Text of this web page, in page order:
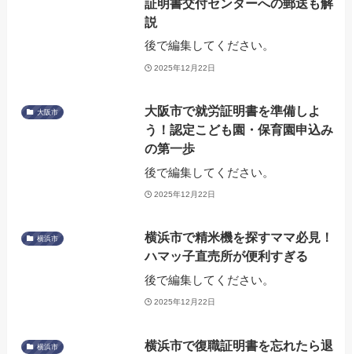
説
後で編集してください。
2025年12月22日
大阪市
大阪市で就労証明書を準備しよ
う！認定こども園・保育園申込み
の第一歩
後で編集してください。
2025年12月22日
横浜市
横浜市で精米機を探すママ必見！
ハマッ子直売所が便利すぎる
後で編集してください。
2025年12月22日
横浜市
横浜市で復職証明書を忘れたら退